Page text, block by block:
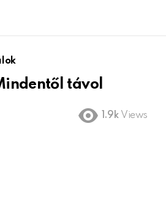
távol
1.9k Views